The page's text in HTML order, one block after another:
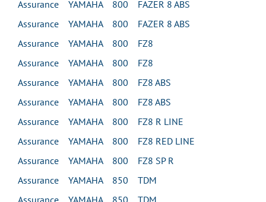
Assurance YAMAHA 800 FAZER 8 ABS
Assurance YAMAHA 800 FAZER 8 ABS
Assurance YAMAHA 800 FZ8
Assurance YAMAHA 800 FZ8
Assurance YAMAHA 800 FZ8 ABS
Assurance YAMAHA 800 FZ8 ABS
Assurance YAMAHA 800 FZ8 R LINE
Assurance YAMAHA 800 FZ8 RED LINE
Assurance YAMAHA 800 FZ8 SP R
Assurance YAMAHA 850 TDM
Assurance YAMAHA 850 TDM